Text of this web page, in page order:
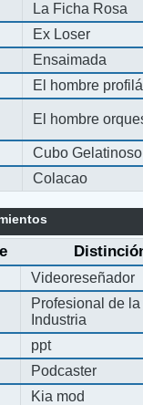
La Ficha Rosa
Ex Loser
Ensaimada
El hombre
El hombre
Cubo Gelatinoso
Colacao
Videoreseñador
Profesional de la
Industria
ppt
Podcaster
Kia mod